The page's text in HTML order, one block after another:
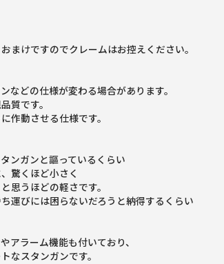
まけですのでクレームはお控えください。
などの仕様が変わる場合があります。
質です。
作動させる仕様です。
ンガンと謳っているくらい
驚くほど小さく
思うほどの軽さです。
運びには困らないだろうと納得するくらい
アラーム機能も付いており、
なスタンガンです。